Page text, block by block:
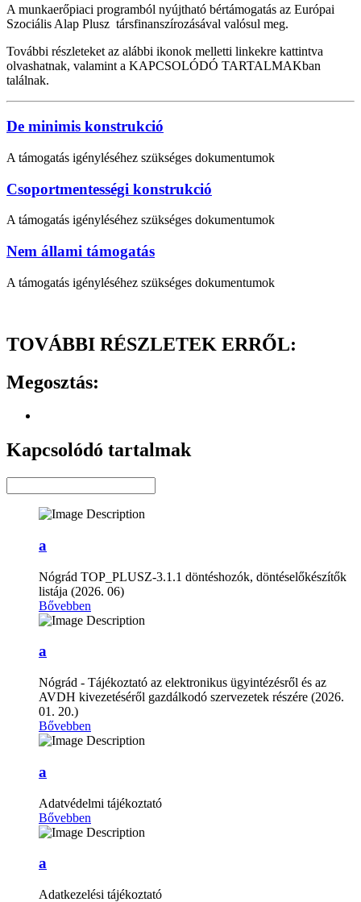
A munkaerőpiaci programból nyújtható bértámogatás az Európai
Szociális Alap Plusz társfinanszírozásával valósul meg.
További részleteket az alábbi ikonok melletti linkekre kattintva
olvashatnak, valamint a KAPCSOLÓDÓ TARTALMAKban
találnak.
De minimis konstrukció
A támogatás igényléséhez szükséges dokumentumok
Csoportmentességi konstrukció
A támogatás igényléséhez szükséges dokumentumok
Nem állami támogatás
A támogatás igényléséhez szükséges dokumentumok
TOVÁBBI RÉSZLETEK ERRŐL:
Megosztás:
Kapcsolódó tartalmak
a
Nógrád TOP_PLUSZ-3.1.1 döntéshozók, döntéselőkészítők
listája (2026. 06)
Bővebben
a
Nógrád - Tájékoztató az elektronikus ügyintézésről és az
AVDH kivezetéséről gazdálkodó szervezetek részére (2026.
01. 20.)
Bővebben
a
Adatvédelmi tájékoztató
Bővebben
a
Adatkezelési tájékoztató